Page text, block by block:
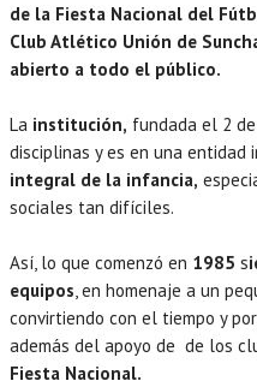
de la Fiesta Nacional del
Club Atlético Unión de
abierto a todo el público.
La institución, fundada el 2
disciplinas y es en una entidad
integral de la infancia,
sociales tan difíciles.
Así, lo que comenzó en 1985 s
equipos, en homenaje a un
convirtiendo con el tiempo y
además del apoyo de de los
Fiesta Nacional.